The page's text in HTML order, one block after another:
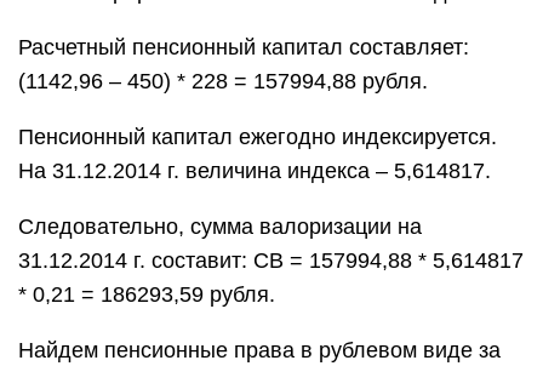
Расчетный пенсионный капитал составляет:
(1142,96 – 450) * 228 = 157994,88 рубля.
Пенсионный капитал ежегодно индексируется.
На 31.12.2014 г. величина индекса – 5,614817.
Следовательно, сумма валоризации на
31.12.2014 г. составит: СВ = 157994,88 * 5,614817
* 0,21 = 186293,59 рубля.
Найдем пенсионные права в рублевом виде за